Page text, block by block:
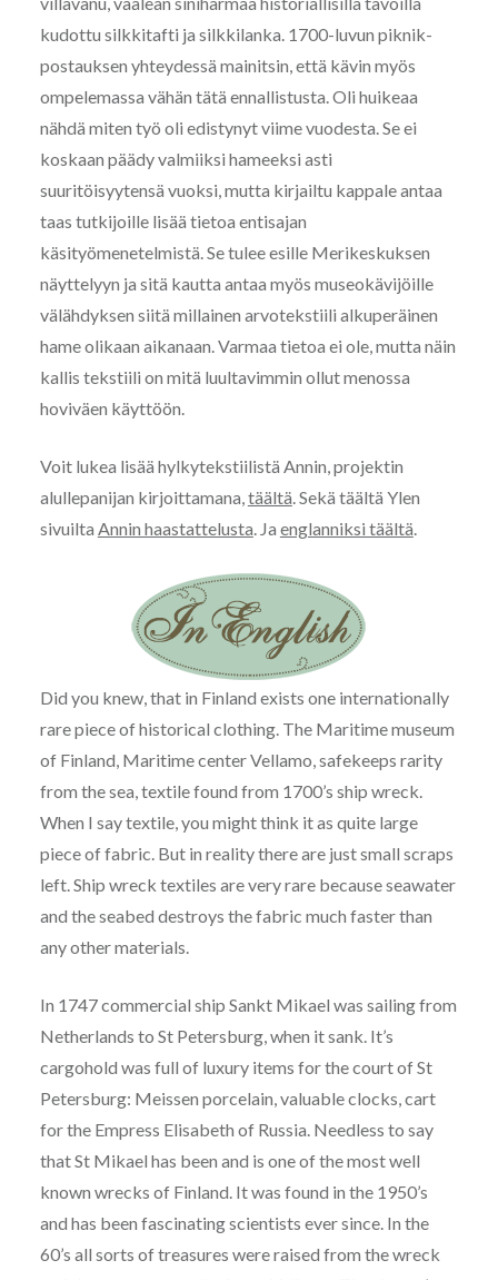
kudottu silkkitafti ja silkkilanka. 1700-luvun piknik-
postauksen yhteydessä mainitsin, että kävin myös
ompelemassa vähän tätä ennallistusta. Oli huikeaa
nähdä miten työ oli edistynyt viime vuodesta. Se ei
koskaan päädy valmiiksi hameeksi asti
suuritöisyytensä vuoksi, mutta kirjailtu kappale antaa
taas tutkijoille lisää tietoa entisajan
käsityömenetelmistä. Se tulee esille Merikeskuksen
näyttelyyn ja sitä kautta antaa myös museokävijöille
välähdyksen siitä millainen arvotekstiili alkuperäinen
hame olikaan aikanaan. Varmaa tietoa ei ole, mutta näin
kallis tekstiili on mitä luultavimmin ollut menossa
hoviväen käyttöön.
Voit lukea lisää hylkytekstiilistä Annin, projektin
alullepanijan kirjoittamana,täältä. Sekä täältä Ylen
sivuilta Annin haastattelusta. Ja englanniksi täältä.
Did you knew, that in Finland exists one internationally
rare piece of historical clothing. The Maritime museum
of Finland, Maritime center Vellamo, safekeeps rarity
from the sea, textile found from 1700’s ship wreck.
When I say textile, you might think it as quite large
piece of fabric. But in reality there are just small scraps
left. Ship wreck textiles are very rare because seawater
and the seabed destroys the fabric much faster than
any other materials.
In 1747 commercial ship Sankt Mikael was sailing from
Netherlands to St Petersburg, when it sank. It’s
cargohold was full of luxury items for the court of St
Petersburg: Meissen porcelain, valuable clocks, cart
for the Empress Elisabeth of Russia. Needless to say
that St Mikael has been and is one of the most well
known wrecks of Finland. It was found in the 1950’s
and has been fascinating scientists ever since. In the
60’s all sorts of treasures were raised from the wreck